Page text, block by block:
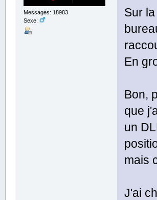
Messages: 18983
Sexe:
Sur
En
Bon,
que
un
mais
J'ai